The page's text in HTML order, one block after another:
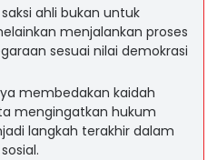
ahli bukan untuk
menjalankan proses
sesuai nilai demokrasi
membedakan kaidah
mengingatkan hukum
langkah terakhir dalam